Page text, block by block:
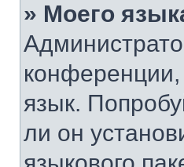
» Моего
язык.
ли он